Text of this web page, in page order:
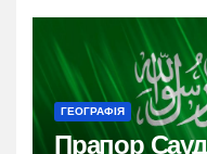
ГЕОГРАФІЯ
Прапор